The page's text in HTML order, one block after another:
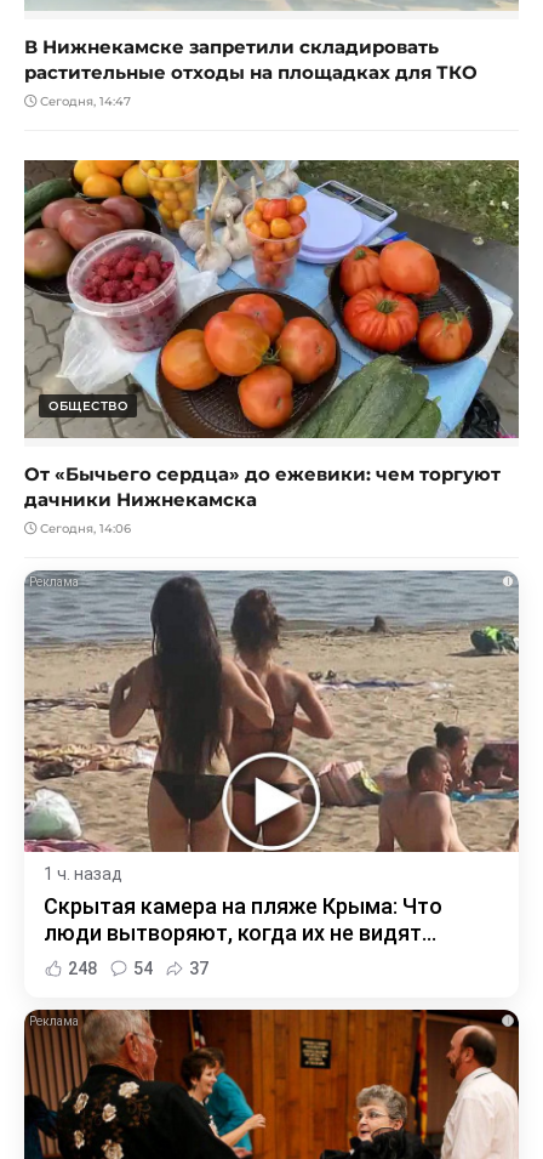
В Нижнекамске запретили складировать
растительные отходы на площадках для ТКО
Сегодня, 14:47
ОБЩЕСТВО
От «Бычьего сердца» до ежевики: чем торгуют
дачники Нижнекамска
Сегодня, 14:06
i
1 ч. назад
Скрытая камера на пляже Крыма: Что
люди вытворяют, когда их не видят...
248 54 37
i